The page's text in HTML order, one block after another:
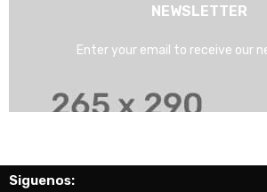
NEWSLETTER
Enter your email to receive our
Siguenos: